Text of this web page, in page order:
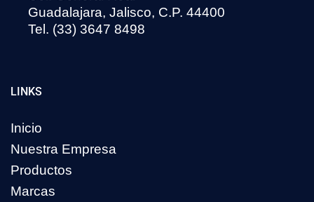
Guadalajara, Jalisco, C.P. 44400
Tel. (33) 3647 8498
LINKS
Inicio
Nuestra Empresa
Productos
Marcas